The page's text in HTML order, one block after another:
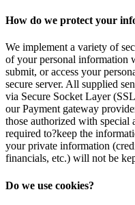
How do we protect your
We implement a variety of
of your personal information
submit, or access your
secure server. All supplied
via Secure Socket Layer
our Payment gateway
those authorized with special
required to?keep the
your private information
financials, etc.) will not be
Do we use cookies?